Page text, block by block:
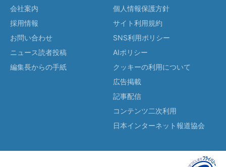
会社案内
採用情報
お問い合わせ
ニュース読者投稿
編集長からの手紙
個人情報保護方針
サイト利用規約
SNS利用ポリシー
AIポリシー
クッキーの利用について
広告掲載
記事配信
コンテンツ二次利用
日本インターネット報道協会